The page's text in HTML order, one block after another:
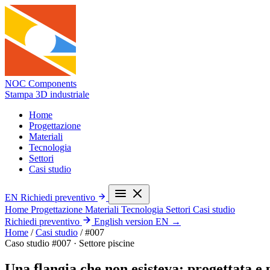
NOC Components
Stampa 3D industriale
Home
Progettazione
Materiali
Tecnologia
Settori
Casi studio
EN Richiedi preventivo
Home Progettazione Materiali Tecnologia Settori Casi studio
Richiedi preventivo
English version EN →
Home / Casi studio / #007
Caso studio #007 · Settore piscine